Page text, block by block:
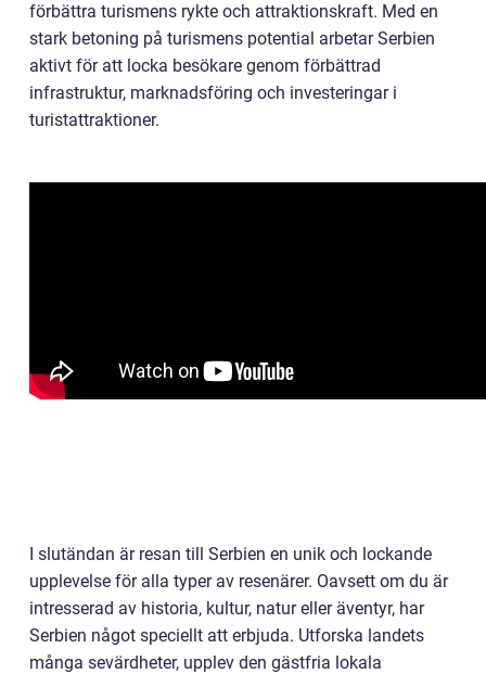
förbättra turismens rykte och attraktionskraft. Med en
stark betoning på turismens potential arbetar Serbien
aktivt för att locka besökare genom förbättrad
infrastruktur, marknadsföring och investeringar i
turistattraktioner.
I slutändan är resan till Serbien en unik och lockande
upplevelse för alla typer av resenärer. Oavsett om du är
intresserad av historia, kultur, natur eller äventyr, har
Serbien något speciellt att erbjuda. Utforska landets
många sevärdheter, upplev den gästfria lokala